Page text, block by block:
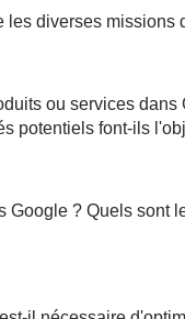
diverses
ou services
potentiels font-ils
? Quels